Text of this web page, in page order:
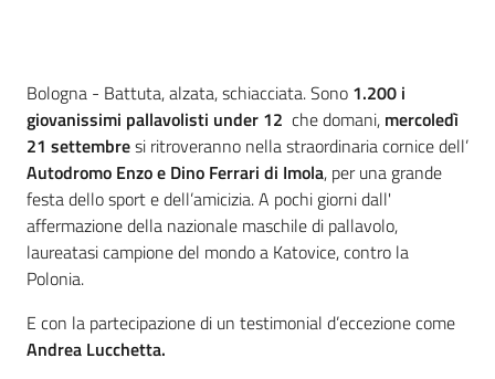
Contenuto
Bologna - Battuta, alzata, schiacciata. Sono 1.200 i
giovanissimi pallavolisti under 12 che domani, mercoledì
21 settembresi ritroveranno nella straordinaria cornice dell’
Autodromo Enzo e Dino Ferrari di Imola, per una grande
festa dello sport e dell’amicizia. A pochi giorni dall'
affermazione della nazionale maschile di pallavolo,
laureatasi campione del mondo a Katovice, contro la
Polonia.
E con la partecipazione di un testimonial d’eccezione come
Andrea Lucchetta.